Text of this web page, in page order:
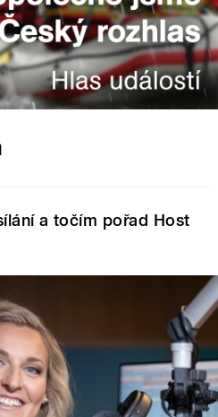
a točím pořad Host